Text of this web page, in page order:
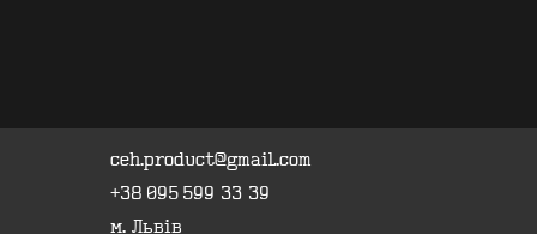
ceh.product@gmail.com
+38 095 599 33 39
м. Львів